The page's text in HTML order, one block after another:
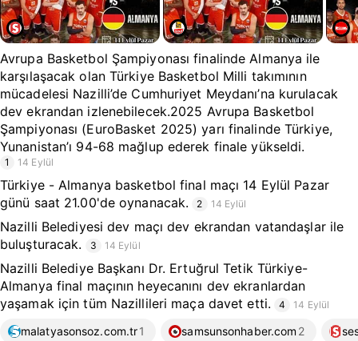
Avrupa Basketbol Şampiyonası finalinde Almanya ile
karşılaşacak olan Türkiye Basketbol Milli takımının
mücadelesi Nazilli’de Cumhuriyet Meydanı’na kurulacak
dev ekrandan izlenebilecek.2025 Avrupa Basketbol
Şampiyonası (EuroBasket 2025) yarı finalinde Türkiye,
Yunanistan’ı 94-68 mağlup ederek finale yükseldi.
1 14 Eylül
Türkiye - Almanya basketbol final maçı 14 Eylül Pazar
günü saat 21.00'de oynanacak.
2 14 Eylül
Nazilli Belediyesi dev maçı dev ekrandan vatandaşlar ile
buluşturacak.
3 14 Eylül
Nazilli Belediye Başkanı Dr. Ertuğrul Tetik Türkiye-
Almanya final maçının heyecanını dev ekranlardan
yaşamak için tüm Nazillileri maça davet etti.
4 14 Eylül
malatyasonsoz.com.tr1 samsunsonhaber.com 2